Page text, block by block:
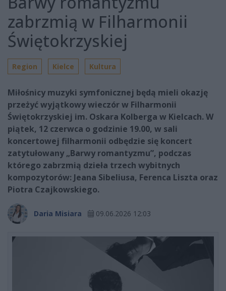
zabrzmią w Filharmonii
Świętokrzyskiej
Region Kielce Kultura
Miłośnicy muzyki symfonicznej będą mieli okazję
przeżyć wyjątkowy wieczór w Filharmonii
Świętokrzyskiej im. Oskara Kolberga w Kielcach. W
piątek, 12 czerwca o godzinie 19.00, w sali
koncertowej filharmonii odbędzie się koncert
zatytułowany „Barwy romantyzmu”, podczas
którego zabrzmią dzieła trzech wybitnych
kompozytorów: Jeana Sibeliusa, Ferenca Liszta oraz
Piotra Czajkowskiego.
Daria Misiara 09.06.2026 12:03